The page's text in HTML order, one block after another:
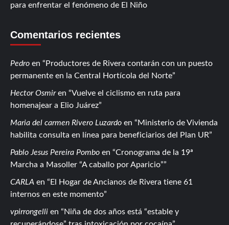
para enfrentar el fenómeno de El Niño
Comentarios recientes
Pedro en
Productores de Rivera contarán con un puesto
permanente en la Central Hortícola del Norte
Hector Osmiren
Vuelve el ciclismo en ruta para
homenajear a Elio Juárez
Maria del carmen Rivero Luzardo en
Ministerio de Vivienda
habilita consulta en línea para beneficiarios del Plan UR
Pablo Jesus Pereira Pombo en
Cronograma de la 19ª
Marcha a Masoller “A caballo por Aparicio”
CARLA en
El Hogar de Ancianos de Rivera tiene 61
internos en este momento
vpirrongelli en
Niña de dos años está “estable y